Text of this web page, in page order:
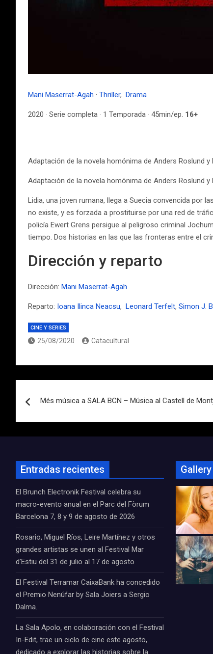
Mani Maserrat-Agah · Thriller, Drama
2020 · Serie completa · 1 Temporada · 45min/ep. 16+
Adaptación de la novela homónima de Anders Roslund
Adaptación de la novela homónima de Anders Roslund
Lidia, una joven rumana, llega a Suecia convencida por
no existe, y es forzada a prostituirse por una red de
policía Ewert Grens persigue al peligroso criminal
tiempo. Dos historias en las que las fronteras entre el
Dirección y reparto
Dirección: Mani Maserrat-Agah
Reparto: Ioana Ilinca Neacsu, Leonard Terfelt, Simon J.
CINE Y SERIES
25/08/2020 Catacultural
de
Més música a SALA BCN – Música al Castell de
Entradas recientes
El Brunch Electronik Festival celebra su
macro-evento anual en el Parc del Fòrum
Barcelona 7, 8 y 9 de agosto de 2026
Rosario, Miguel Ríos, Leire Martínez y otros
grandes artistas se unen al Festival Mar
d’Estiu del 31 de julio al 17 de agosto
El Festival Terramar CaixaBank ha concedido
el Premio Nenúfar by Sala Joiers a Sergio
Dalma.
La Sala Apolo, en colaboración con el Festival
In-Edit, trae un ciclo de cine este agosto,
dedicado a explorar las historias sobre la
Gallery